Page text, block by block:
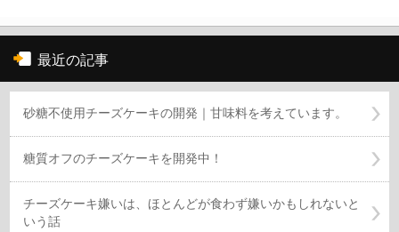
最近の記事
砂糖不使用チーズケーキの開発｜甘味料を考えています。
糖質オフのチーズケーキを開発中！
チーズケーキ嫌いは、ほとんどが食わず嫌いかもしれないと
いう話